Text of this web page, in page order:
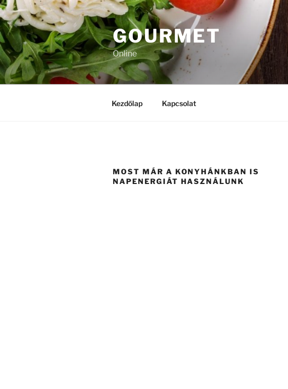
Tartalomhoz
GOURMET
Online
Kezdőlap Kapcsolat
MOST MÁR A KONYHÁNKBAN IS
NAPENERGIÁT HASZNÁLUNK